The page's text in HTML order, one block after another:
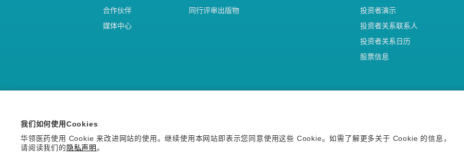
合作伙伴
媒体中心
同行评审出版物
投资者演示
投资者关系联系人
投资者关系日历
股票信息
Copyright © 2026 华领医药技术（上海）有限公司 沪网药械信备字【2026】000123号
我们如何使用Cookies
华领医药使用 Cookie 来改进网站的使用。继续使用本网站即表示您同意使用这些 Cookie。如需了解更多关于 Cookie 的信息，
请阅读我们的隐私声明。